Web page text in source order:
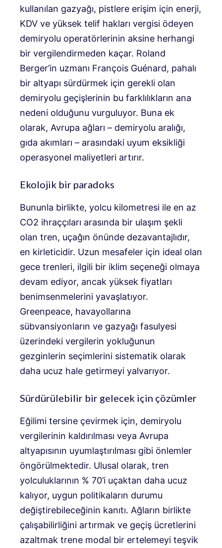
kullanılan gazyağı, pistlere erişim için enerji,
KDV ve yüksek telif hakları vergisi ödeyen
demiryolu operatörlerinin aksine herhangi
bir vergilendirmeden kaçar. Roland
Berger’in uzmanı François Guénard, pahalı
bir altyapı sürdürmek için gerekli olan
demiryolu geçişlerinin bu farklılıkların ana
nedeni olduğunu vurguluyor. Buna ek
olarak, Avrupa ağları – demiryolu aralığı,
gıda akımları – arasındaki uyum eksikliği
operasyonel maliyetleri artırır.
Ekolojik bir paradoks
Bununla birlikte, yolcu kilometresi ile en az
CO2 ihraççıları arasında bir ulaşım şekli
olan tren, uçağın önünde dezavantajlıdır,
en kirleticidir. Uzun mesafeler için ideal olan
gece trenleri, ilgili bir iklim seçeneği olmaya
devam ediyor, ancak yüksek fiyatları
benimsenmelerini yavaşlatıyor.
Greenpeace, havayollarına
sübvansiyonların ve gazyağı fasulyesi
üzerindeki vergilerin yokluğunun
gezginlerin seçimlerini sistematik olarak
daha ucuz hale getirmeyi yalvarıyor.
Sürdürülebilir bir gelecek için çözümler
Eğilimi tersine çevirmek için, demiryolu
vergilerinin kaldırılması veya Avrupa
altyapısının uyumlaştırılması gibi önlemler
öngörülmektedir. Ulusal olarak, tren
yolculuklarının % 70’i uçaktan daha ucuz
kalıyor, uygun politikaların durumu
değiştirebileceğinin kanıtı. Ağların birlikte
çalışabilirliğini artırmak ve geçiş ücretlerini
azaltmak trene modal bir ertelemeyi teşvik